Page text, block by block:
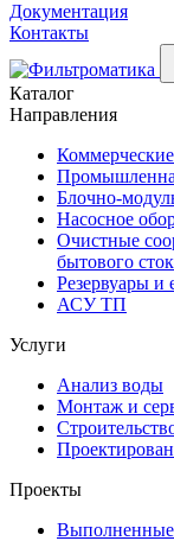
Документация
Контакты
Каталог
Направления
Блочно-
Насосное
Очистные
бытового
Резервуары и
АСУ ТП
Услуги
Анализ воды
Монтаж и
Проекты